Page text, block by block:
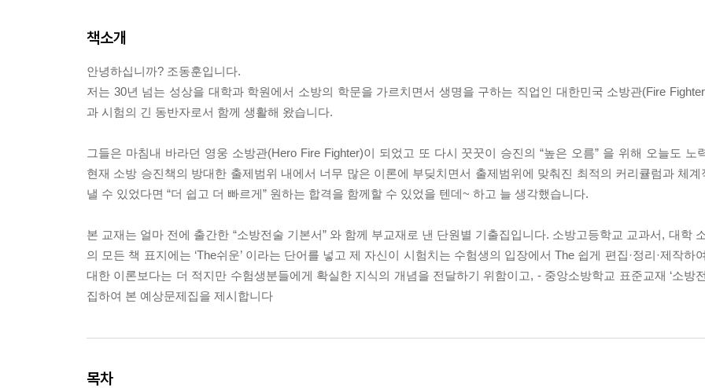
책소개
안녕하십니까? 조동훈입니다.
저는 30년 넘는 성상을 대학과 학원에서 소방의 학문을 가르치면서 생명을 구하는 직업인 대한민국 소방관(Fire
과 시험의 긴 동반자로서 함께 생활해 왔습니다.
그들은 마침내 바라던 영웅 소방관(Hero Fire Fighter)이 되었고 또 다시 꿋꿋이 승진의 “높은 오름” 을 위해 오늘도 노
현재 소방 승진책의 방대한 출제범위 내에서 너무 많은 이론에 부딪치면서 출제범위에 맞춰진 최적의 커리큘럼과 체
낼 수 있었다면 “더 쉽고 더 빠르게” 원하는 합격을 함께할 수 있었을 텐데~ 하고 늘 생각했습니다.
본 교재는 얼마 전에 출간한 “소방전술 기본서” 와 함께 부교재로 낸 단원별 기출집입니다. 소방고등학교 교과서, 대학
의 모든 책 표지에는 ‘The쉬운’ 이라는 단어를 넣고 제 자신이 시험치는 수험생의 입장에서 The 쉽게 편집·정리·제작하
대한 이론보다는 더 적지만 수험생분들에게 확실한 지식의 개념을 전달하기 위함이고, - 중앙소방학교 표준교재 ‘소방
집하여 본 예상문제집을 제시합니다
목차